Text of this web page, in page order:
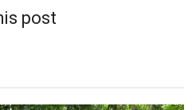
post